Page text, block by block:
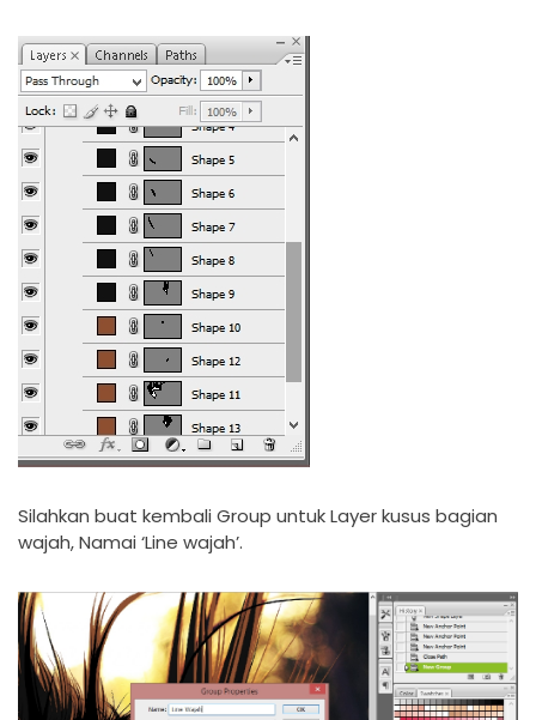
Silahkan buat kembali Group untuk Layer kusus bagian
wajah, Namai ‘Line wajah’.